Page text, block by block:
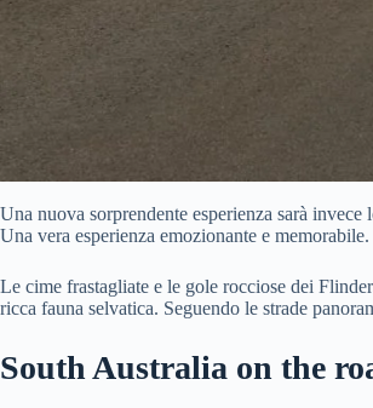
Una nuova sorprendente esperienza sarà
Una vera esperienza emozionante e memorabile.
Le cime frastagliate e le gole rocciose dei
ricca fauna selvatica. Seguendo le strade
South Australia on the